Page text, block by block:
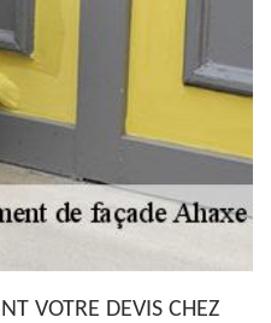
VOTRE DEVIS CHEZ